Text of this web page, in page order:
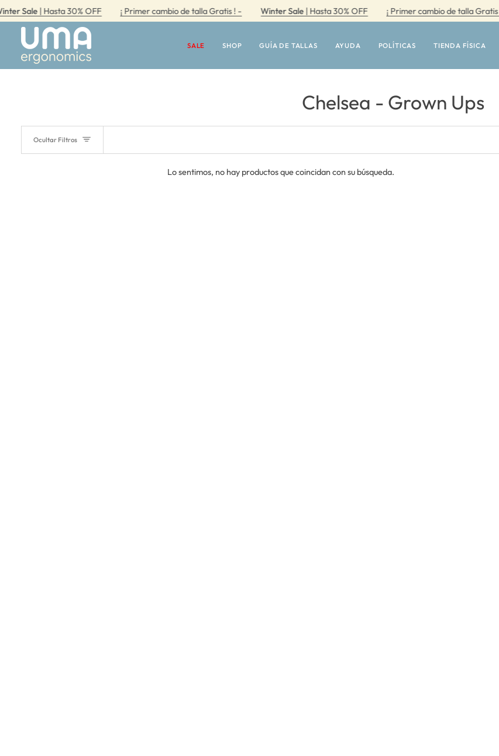
Ir
directamente
contenido
Sale| Hasta 30% OFF ¡ Primer cambio de talla Gratis ! - Winter Sale| Hasta 30% OFF ¡ Primer cambio de talla Gratis ! -
SALE SHOP GUÍA DE TALLAS AYUDA POLÍTICAS TIENDA FÍSICA
Chelsea - Grown Ups
Ocultar Filtros
Lo sentimos, no hay productos que coincidan con su búsqueda.